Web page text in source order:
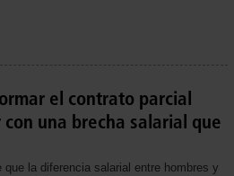
el contrato parcial
una brecha salarial que
que la diferencia salarial entre hombres y